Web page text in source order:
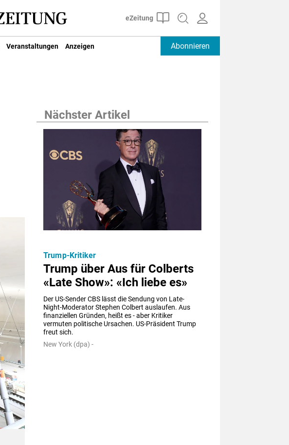
Veranstaltungen Anzeigen Abonnieren
Nächster Artikel
Trump über Aus für Colberts
«Late Show»: «Ich liebe es»
Der US-Sender CBS lässt die Sendung von Late-
Night-Moderator Stephen Colbert auslaufen. Aus
finanziellen Gründen, heißt es - aber Kritiker
vermuten politische Ursachen. US-Präsident Trump
freut sich.
Trump-Kritiker
New York (dpa) -